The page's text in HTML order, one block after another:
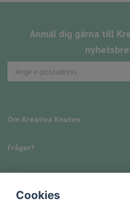
Anmäl dig gärna till
Om Kreativa Knuten
Frågor?
Läs mer
Cookies